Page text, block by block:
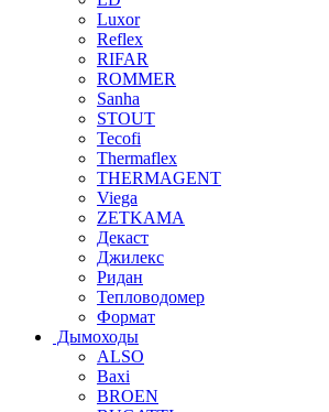
Luxor
Reflex
RIFAR
ROMMER
Sanha
STOUT
Tecofi
Thermaflex
THERMAGENT
Viega
ZETKAMA
Декаст
Джилекс
Ридан
Тепловодомер
Формат
Дымоходы
ALSO
Baxi
BROEN